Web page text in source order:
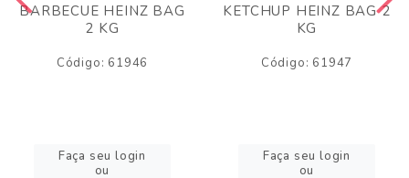
BARBECUE HEINZ BAG
2 KG
Código: 61946
Faça seu login
ou
KETCHUP HEINZ BAG 2
KG
Código: 61947
Faça seu login
ou